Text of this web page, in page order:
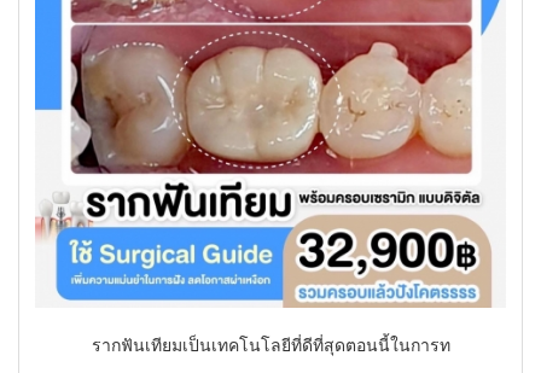
รากฟันเทียมเป็นเทคโนโลยีที่ดีที่สุดตอนนี้ในการท